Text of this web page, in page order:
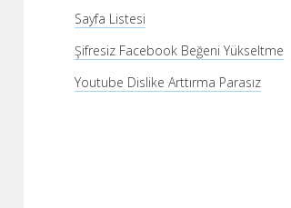
Sayfa Listesi
Şifresiz Facebook Beğeni Yükseltme
Youtube Dislike Arttırma Parasız